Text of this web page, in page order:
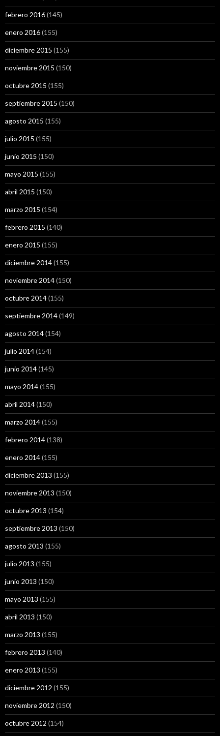
febrero 2016(145)
enero 2016(155)
diciembre 2015 (155)
noviembre 2015 (150)
octubre 2015 (155)
septiembre 2015 (150)
agosto 2015 (155)
julio 2015 (155)
junio 2015 (150)
mayo 2015 (155)
abril 2015 (150)
marzo 2015 (154)
febrero 2015 (140)
enero 2015 (155)
diciembre 2014(155)
noviembre 2014(150)
octubre 2014(155)
septiembre 2014(149)
agosto 2014(154)
julio 2014(154)
junio 2014(145)
mayo 2014(155)
abril 2014(150)
marzo 2014(155)
febrero 2014(138)
enero 2014(155)
diciembre 2013 (155)
noviembre 2013 (150)
octubre 2013 (154)
septiembre 2013 (150)
agosto 2013 (155)
julio 2013 (155)
junio 2013 (150)
mayo 2013 (155)
abril 2013 (150)
marzo 2013 (155)
febrero 2013 (140)
enero 2013 (155)
diciembre 2012 (155)
noviembre 2012 (150)
octubre 2012 (154)